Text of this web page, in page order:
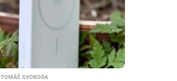
TOMÁŠ SVOBODA